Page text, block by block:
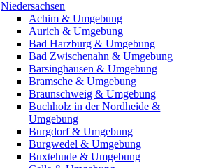
Niedersachsen
Achim & Umgebung
Aurich & Umgebung
Bad Harzburg & Umgebung
Bad Zwischenahn & Umgebung
Barsinghausen & Umgebung
Bramsche & Umgebung
Braunschweig & Umgebung
Buchholz in der Nordheide &
Umgebung
Burgdorf & Umgebung
Burgwedel & Umgebung
Buxtehude & Umgebung